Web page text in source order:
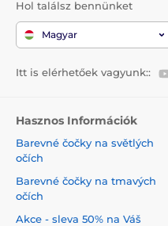
Hol találsz bennünket
Magyar
Itt is elérhetőek vagyunk::
Hasznos Információk
Barevné čočky na světlých
očích
Barevné čočky na tmavých
očích
Akce - sleva 50% na Váš